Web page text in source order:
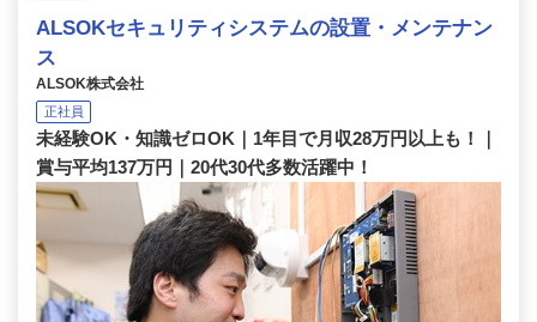
ALSOKセキュリティシステムの設置・メンテナン
ス
ALSOK株式会社
正社員
未経験OK・知識ゼロOK｜1年目で月収28万円以上も！｜
賞与平均137万円｜20代30代多数活躍中！